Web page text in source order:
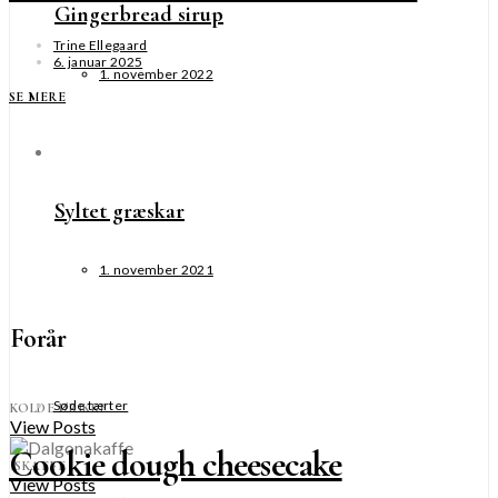
Gingerbread sirup
1. november 2022
Syltet græskar
1. november 2021
Forår
KOLDE DRIKKE
View Posts
ISKAFFE
View Posts
Trine Ellegaard
6. januar 2025
SE MERE
Søde tærter
Cookie dough cheesecake